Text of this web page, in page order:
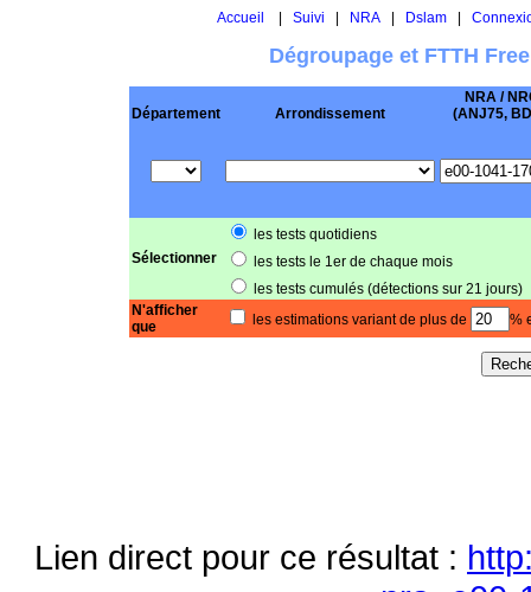
Accueil Suivi NRA| Dslam|
Dégroupage et FTTH
Département Arrondissement
NRA /
(ANJ75,
Sélectionner
les tests quotidiens
les tests le 1er de chaque mois
les tests cumulés (détections sur 21 jours)
N'afficher
que
les estimations variant de plus de %
Lien direct pour ce résultat :